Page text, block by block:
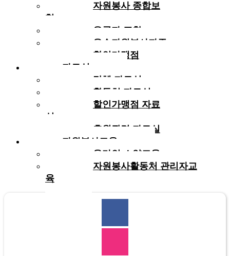
자원봉사 종합보
험
유공자 표창
우수자원봉사자증
할인가맹점
자료실
단체 자료실
활동처 자료실
할인가맹점 자료
실
후원관련 자료실
자원봉사교육
온라인 소양교육
자원봉사활동처 관리자교
육